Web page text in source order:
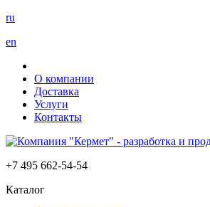
ru
en
О компании
Доставка
Услуги
Контакты
+7 495 662-54-54
Каталог